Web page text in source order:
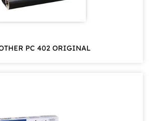
PC 402 ORIGINAL